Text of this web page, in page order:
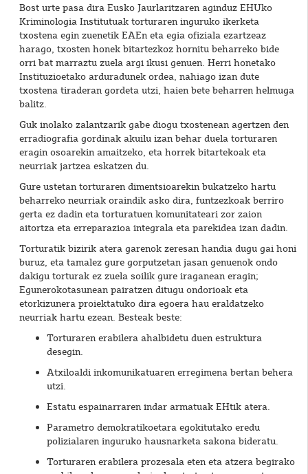
Bost urte pasa dira Eusko Jaurlaritzaren aginduz EHUko
Kriminologia Institutuak torturaren inguruko ikerketa
txostena egin zuenetik EAEn eta egia ofiziala ezartzeaz
harago, txosten honek bitartezkoz hornitu beharreko bide
orri bat marraztu zuela argi ikusi genuen. Herri honetako
Instituzioetako arduradunek ordea, nahiago izan dute
txostena tiraderan gordeta utzi, haien bete beharren helmuga
balitz.
Guk inolako zalantzarik gabe diogu txostenean agertzen den
erradiografia gordinak akuilu izan behar duela torturaren
eragin osoarekin amaitzeko, eta horrek bitartekoak eta
neurriak jartzea eskatzen du.
Gure ustetan torturaren dimentsioarekin bukatzeko hartu
beharreko neurriak oraindik asko dira, funtzezkoak berriro
gerta ez dadin eta torturatuen komunitateari zor zaion
aitortza eta erreparazioa integrala eta parekidea izan dadin.
Torturatik bizirik atera garenok zeresan handia dugu gai honi
buruz, eta tamalez gure gorputzetan jasan genuenok ondo
dakigu torturak ez zuela soilik gure iraganean eragin;
Egunerokotasunean pairatzen ditugu ondorioak eta
etorkizunera proiektatuko dira egoera hau eraldatzeko
neurriak hartu ezean. Besteak beste:
Torturaren erabilera ahalbidetu duen estruktura
desegin.
Atxiloaldi inkomunikatuaren erregimena bertan behera
utzi.
Estatu espainarraren indar armatuak EHtik atera.
Parametro demokratikoetara egokitutako eredu
polizialaren inguruko hausnarketa sakona bideratu.
Torturaren erabilera prozesala eten eta atzera begirako